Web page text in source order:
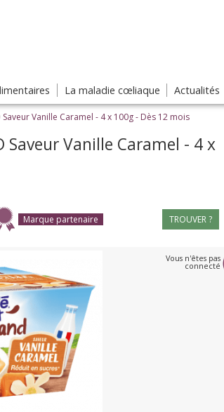
La maladie cœliaque Actualités
Saveur Vanille Caramel - 4 x 100g - Dès 12 mois
Saveur Vanille Caramel - 4 x
TROUVER ?
Marque partenaire
Vous n'êtes pas
connecté